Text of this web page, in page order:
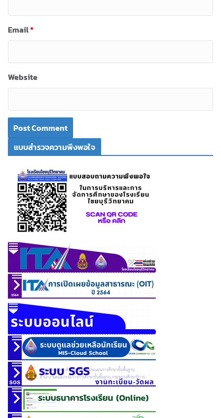
Email*
Website
แบบสำรวจความพึงพอใจ